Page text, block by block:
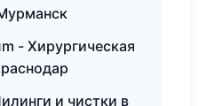
- Хирургическая
и чистки в